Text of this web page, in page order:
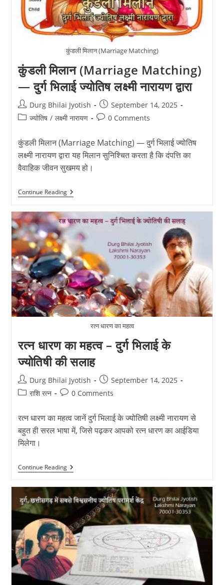
कुंडली मिलान (Marriage Matching)
कुंडली मिलान (Marriage Matching)
— दुर्ग भिलाई ज्योतिष लक्ष्मी नारायण द्वारा
Post
author:
Durg Bhilai Jyotish
Post
published:
September 14, 2025
Postज्योतिष / लक्ष्मी नारायण
Post0 Comments
कुंडली मिलान (Marriage Matching) — दुर्ग भिलाई ज्योतिष
लक्ष्मी नारायण द्वारा यह मिलान सुनिश्चित करता है कि दंपत्ति का
वैवाहिक जीवन सुखमय हो।
Continue Readingकुंडली
मिलान
Matching)
—
दुर्ग
भिलाई
ज्योतिष
लक्ष्मी
नारायण
द्वारा
रत्न धारण का महत्व
रत्न धारण का महत्व – दुर्ग भिलाई के
ज्योतिषी की सलाह
Post
author:
Durg Bhilai Jyotish
Post
published:
September 14, 2025
Postराशि रत्न
Post0 Comments
रत्न धारण का महत्व जानें दुर्ग भिलाई के ज्योतिषी लक्ष्मी नारायण से
बहुत ही सरल भाषा में, जिसे पढ़कर आपको रत्न धारण का आईडिया
मिलेगा।
Continue Readingरत्न
धारण
महत्व
–
भिलाई
के
ज्योतिषी
की
सलाह